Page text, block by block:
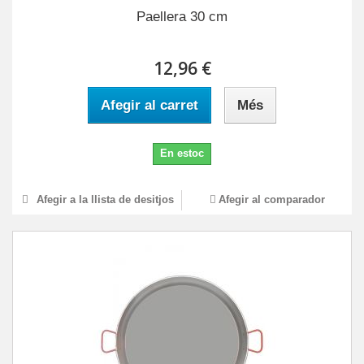
Paellera 30 cm
12,96 €
Afegir al carret Més
En estoc
Afegir a la llista de desitjos Afegir al comparador